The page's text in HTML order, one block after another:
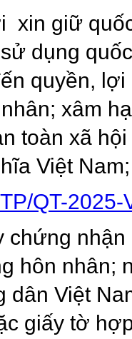
xin giữ
dụng
quyền,
xâm
toàn xã
Việt Nam;
QT-2025-
nhận
hôn nhân;
dân Việt
giấy tờ